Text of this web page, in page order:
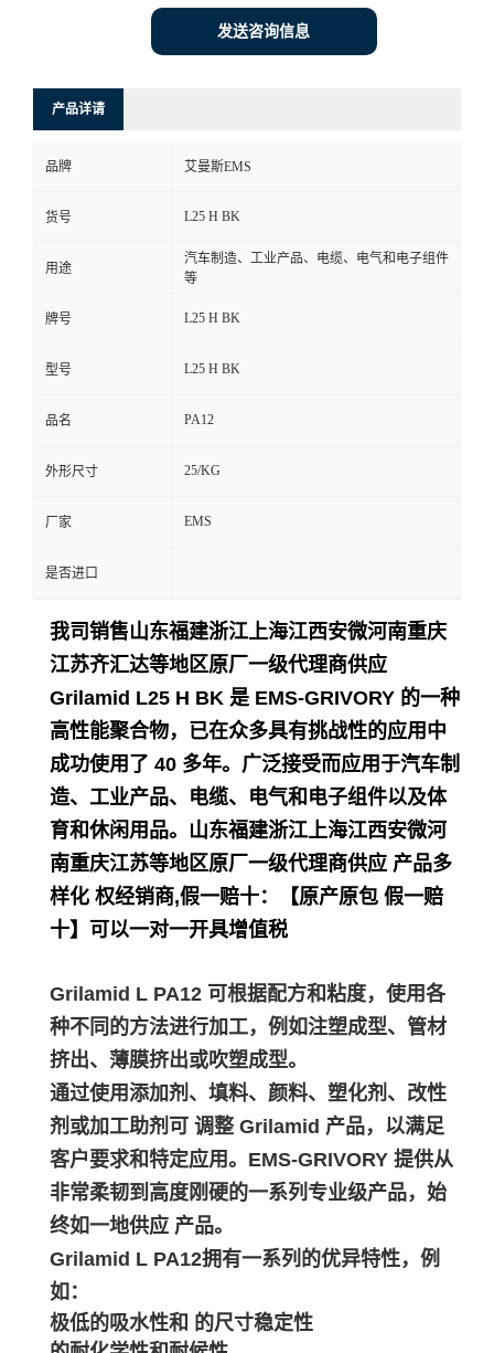
系
言
发送咨询信息
产品详请
品牌 艾曼斯EMS
货号 L25 H BK
用途
汽车制造、工业产品、电缆、电气和电子组件
等
牌号 L25 H BK
型号 L25 H BK
品名 PA12
外形尺寸 25/KG
厂家 EMS
是否进口
我司销售山东福建浙江上海江西安微河南重庆
江苏齐汇达等地区原厂一级代理商供应
Grilamid L25 H BK 是 EMS-GRIVORY 的一种
高性能聚合物，已在众多具有挑战性的应用中
成功使用了 40 多年。 广泛接受而应用于汽车制
造、工业产品、电缆、电气和电子组件以及体
育和休闲用品。 山东福建浙江上海江西安微河
南重庆江苏等地区原厂一级代理商供应 产品多
样化 权经销商,假一赔十：【原产原包 假一赔
十】可以一对一开具增值税
Grilamid L PA12 可根据配方和粘度，使用各
种不同的方法进行加工，例如注塑成型、管材
挤出、薄膜挤出或吹塑成型。
通过使用添加剂、填料、颜料、塑化剂、改性
剂或加工助剂可 调整 Grilamid 产品，以满足
客户要求和特定应用。EMS-GRIVORY 提供从
非常柔韧到高度刚硬的一系列专业级产品，始
终如一地供应 产品。
Grilamid L PA12拥有一系列的优异特性，例
如：
极低的吸水性和 的尺寸稳定性